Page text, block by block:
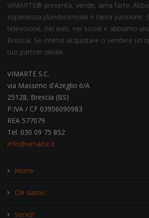
VIMARTE® presenta, vende, ama l’arte.
esperienza pluridecennale e tanta passione.
televisione, nel web, nei social e abbiamo
Brescia. Se intendi acquistare o vendere
tuo partner ideale.
VIMARTE S.C.
via Massimo d'Azeglio 6/A
25128, Brescia (BS)
P.IVA / CF 03956090983
REA 577079
Tel. 030 09 75 852
info@vimarte.it
Home
Chi siamo
Servizi